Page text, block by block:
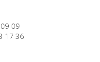
09
17 36